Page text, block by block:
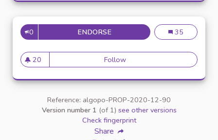
0 ENDORSE UN PODCAST
Un podcast
35
20
20 followers
Follow Un podcast pour
Reference: algopo-PROP-2020-12-90
Version number 1 (of 1) see other versions
Check fingerprint
Share